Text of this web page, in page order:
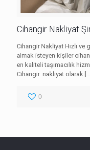
Cihangir Nakliyat
Cihangir Nakliyat Hızlı
almak isteyen kişiler
en kaliteli taşımacılık
Cihangir nakliyat olarak[…]
0